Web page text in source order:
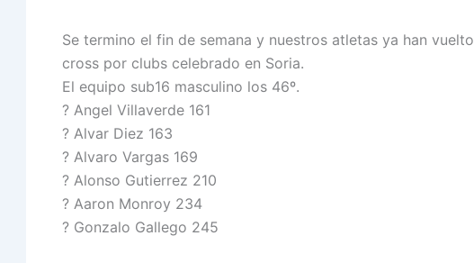
Se termino el fin de semana y nuestros atletas ya han
cross por clubs celebrado en Soria.
El equipo sub16 masculino los 46º.
? Angel Villaverde 161
? Alvar Diez 163
? Alvaro Vargas 169
? Alonso Gutierrez 210
? Aaron Monroy 234
? Gonzalo Gallego 245